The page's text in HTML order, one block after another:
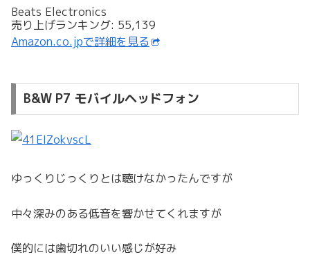
Beats Electronics
売り上げランキング: 55,139
Amazon.co.jpで詳細を見る
B&W P7 モバイルヘッドフォン
ゆっくりじっくりとは聴けなかったんですが
中々深みのある低音を響かせてくれますが
僕的には歯切れのいい感じが好み